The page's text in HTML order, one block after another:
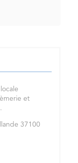
et
37100